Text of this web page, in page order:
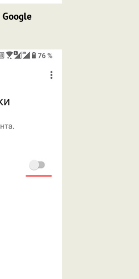
Google